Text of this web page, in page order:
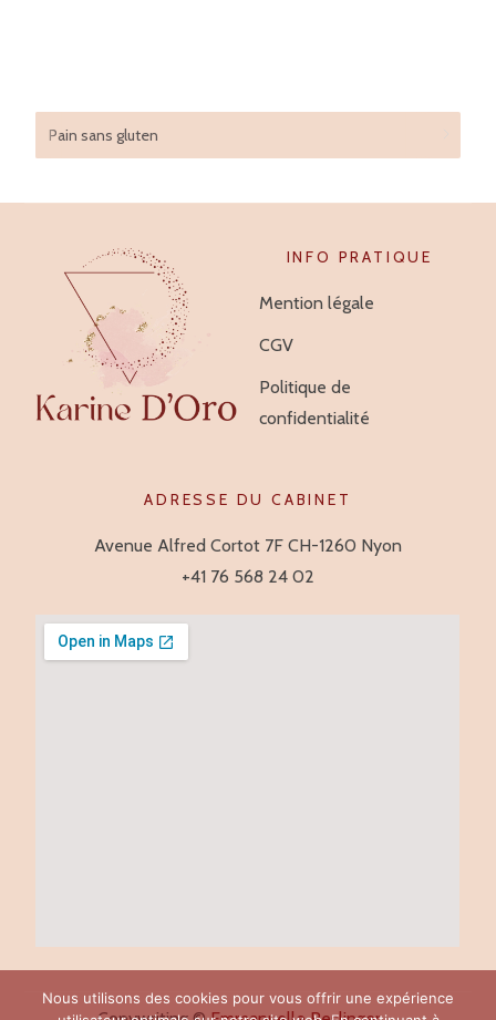
Pain sans gluten
INFO PRATIQUE
Mention légale
CGV
Politique de
confidentialité
ADRESSE DU CABINET
Avenue Alfred Cortot 7F CH-1260 Nyon
+41 76 568 24 02
Nous utilisons des cookies pour vous offrir une expérience